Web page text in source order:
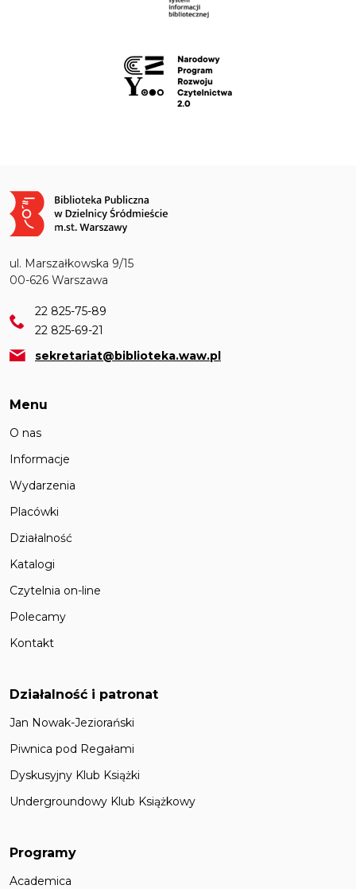
Obraz
ul. Marszałkowska 9/15
00-626 Warszawa
22 825-75-89
22 825-69-21
sekretariat@biblioteka.waw.pl
Menu
O nas
Informacje
Wydarzenia
Placówki
Działalność
Katalogi
Czytelnia on-line
Polecamy
Kontakt
Działalność i patronat
Jan Nowak-Jeziorański
Piwnica pod Regałami
Dyskusyjny Klub Książki
Undergroundowy Klub Książkowy
Programy
Academica